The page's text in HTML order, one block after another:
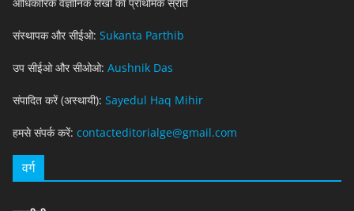
संस्थापक और सीईओ: Sukanta Parthib
उप सीईओ और सीओओ: Aushnik Das
संपादित करें (अस्थायी): Sayedul Haq Mihir
हमसे संपर्क करें: contacteditorialge@gmail.com
वर्ग